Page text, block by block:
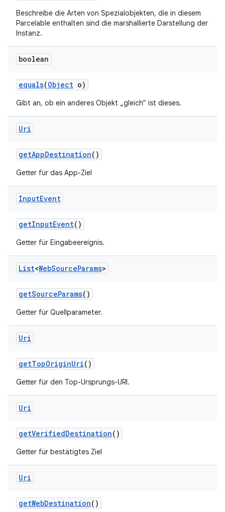
Beschreibe die Arten von Spezialobjekten, die in diesem
Parcelable enthalten sind die marshallierte Darstellung der
Instanz.
boolean
equals(Object o)
Gibt an, ob ein anderes Objekt „gleich“ ist dieses.
Uri
getAppDestination()
Getter für das App-Ziel
InputEvent
getInputEvent()
Getter für Eingabeereignis.
List<WebSourceParams>
getSourceParams()
Getter für Quellparameter.
Uri
getTopOriginUri()
Getter für den Top-Ursprungs-URI.
Uri
getVerifiedDestination()
Getter für bestätigtes Ziel
Uri
getWebDestination()